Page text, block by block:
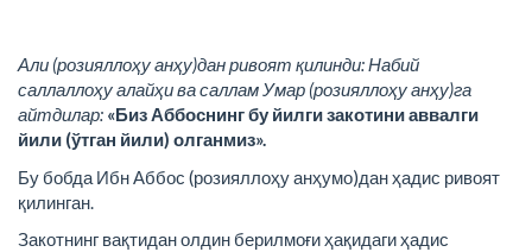
Али (розияллоҳу анҳу)дан ривоят қилинди: Набий
саллаллоҳу алайҳи ва саллам Умар (розияллоҳу анҳу)га
айтдилар: «Биз Аббоснинг бу йилги закотини аввалги
йили (ўтган йили) олганмиз».
Бу бобда Ибн Аббос (розияллоҳу анҳумо)дан ҳадис ривоят
қилинган.
Закотнинг вақтидан олдин берилмоғи ҳақидаги ҳадис